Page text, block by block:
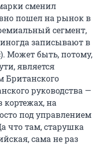
сменил
пошел на рынок в
сегмент,
записывают в
Может быть, потому,
является
Британского
руководства —
кортежах, на
под управлением
что там, старушка
сама не раз